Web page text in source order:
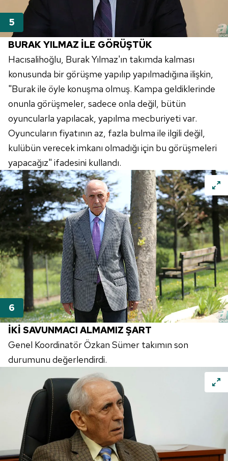
hazırlanmış Aydınlatma Metnimizi okumak ve sitemizde
ilgili mevzuata uygun olarak kullanılan çerezlerle ilgili bilgi
almak için lütfen
tıklayınız .
BURAK YILMAZ İLE GÖRÜŞTÜK
Hacısalihoğlu, Burak Yılmaz'ın takımda kalması
konusunda bir görüşme yapılıp yapılmadığına ilişkin,
"Burak ile öyle konuşma olmuş. Kampa geldiklerinde
onunla görüşmeler, sadece onla değil, bütün
oyuncularla yapılacak, yapılma mecburiyeti var.
Oyuncuların fiyatının az, fazla bulma ile ilgili değil,
kulübün verecek imkanı olmadığı için bu görüşmeleri
yapacağız" ifadesini kullandı.
İKİ SAVUNMACI ALMAMIZ ŞART
Genel Koordinatör Özkan Sümer takımın son
durumunu değerlendirdi.